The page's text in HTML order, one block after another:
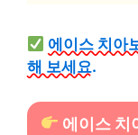
에이스 치아
해 보세요.
에이스 치